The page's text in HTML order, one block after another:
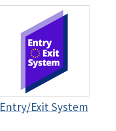
Entry/Exit System